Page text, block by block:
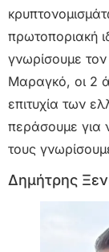
πρωτοποριακή
γνωρίσουμε
Μαραγκό, οι 2
επιτυχία των
περάσουμε για
τους
Δημήτρης